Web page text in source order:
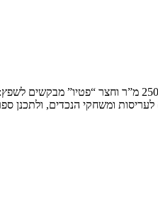
שיפוץ דופלקס בירושלים המשפחה: זוג שמארח את 4 הילדים
ומשחקי הנכדים, ולתכנן